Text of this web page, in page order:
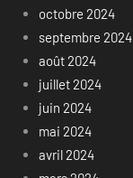
octobre 2024
septembre 2024
août 2024
juillet 2024
juin 2024
mai 2024
avril 2024